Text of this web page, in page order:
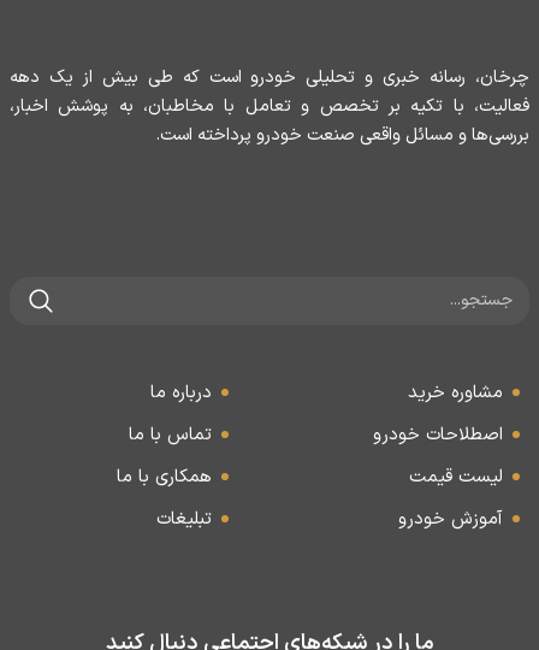
چرخان، رسانه خبری و تحلیلی خودرو است که طی بیش از یک دهه
فعالیت، با تکیه بر تخصص و تعامل با مخاطبان، به پوشش اخبار،
بررسی‌ها و مسائل واقعی صنعت خودرو پرداخته است.
مشاوره خرید
اصطلاحات خودرو
لیست قیمت
آموزش خودرو
درباره ما
تماس با ما
همکاری با ما
تبلیغات
ما را در شبکه‌های اجتماعی دنبال کنید